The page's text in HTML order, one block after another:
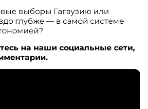
выборы Гагаузию или
глубже — в самой системе
на наши социальные сети,